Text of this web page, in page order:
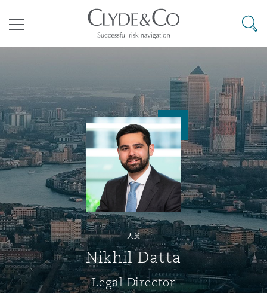
空 Business Jets
Carrier Liability
Commerical Dispute
Debt Recovery
业与咨询
商业
公司
企业、商业与合规保险
数据保护与隐私权
议解决
Commercial Arbitration
Commercial Disputes
Commercial Litigation
源、海洋与贸易
Energy & Natural Resources
Marine
Trade & Commodities
Bermuda Form
Casualty
Corporate, Commercial &
Insurance
Cyber Risk
Construction Disputes
环境保护法
基础设施
PPP/PFI
Anti-Bribery & Corruption
Compliance
External Investigations
Financial Services
候变化
Code
& Co Newton - 解锁智能索赔新模式
议融资
罗
普敦
累斯萨拉姆
翰内斯堡
谷
京
里斯班
庆
拉加斯
西哥城
约热内卢
地亚哥 – 联营办公室
布扎比
罗
哈
拜
特兰大
士顿
尔加里
加哥
伯丁
尔法斯特
明翰
里斯托尔
目录
其礼律所事务所
搜寻
人员
Nikhil Datta
Legal Director